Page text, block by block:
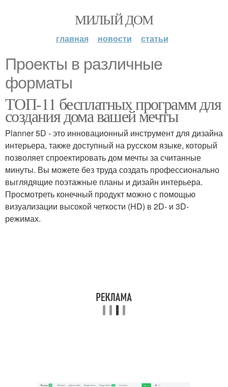
МИЛЫЙ ДОМ
главная новости статьи
Проекты в различные
форматы
ТОП-11 бесплатных программ для
создания дома вашей мечты
Planner 5D - это инновационный инструмент для дизайна
интерьера, также доступный на русском языке, который
позволяет спроектировать дом мечты за считанные
минуты. Вы можете без труда создать профессионально
выглядящие поэтажные планы и дизайн интерьера.
Просмотреть конечный продукт можно с помощью
визуализации высокой четкости (HD) в 2D- и 3D-
режимах.